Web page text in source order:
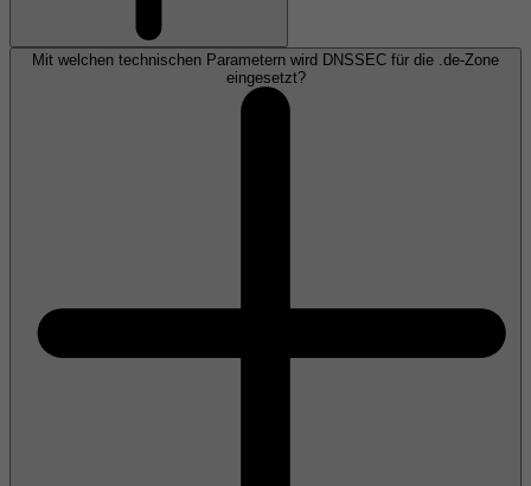
Mit welchen technischen Parametern wird DNSSEC für die .de-Zone
eingesetzt?